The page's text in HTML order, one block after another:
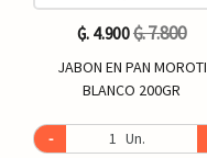
₲. 4.900₲. 7.800
JABON EN PAN MOROTI
BLANCO 200GR
- Un.